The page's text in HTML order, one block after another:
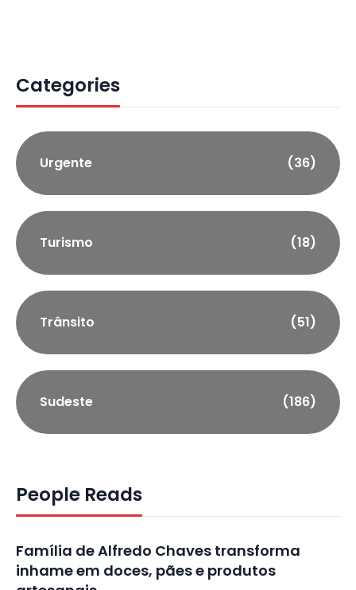
Categories
Urgente (36)
Turismo (18)
Trânsito (51)
Sudeste (186)
People Reads
Família de Alfredo Chaves transforma
inhame em doces, pães e produtos